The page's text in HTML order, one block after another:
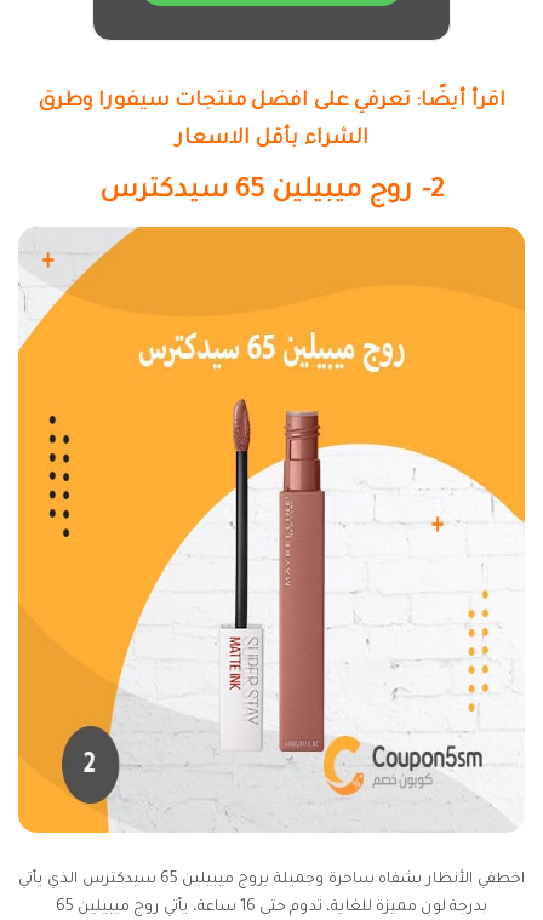
اقرأ أيضًا: تعرفي على افضل منتجات سيفورا وطرق
الشراء بأقل الاسعار
2- روج ميبيلين 65 سيدكترس
اخطفي الأنظار بشفاه ساحرة وجميلة بروج ميبيلين 65 سيدكترس الذي يأتي
بدرجة لون مميزة للغاية، تدوم حتى 16 ساعة، يأتي روج ميبيلين 65